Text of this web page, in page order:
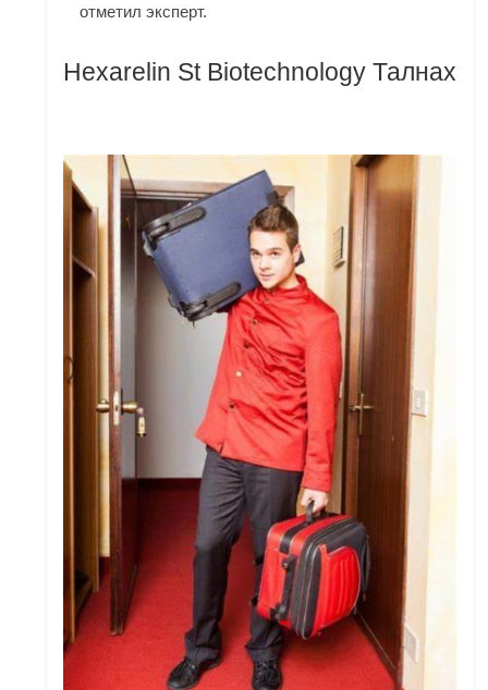
отметил эксперт.
Hexarelin St Biotechnology Талнах